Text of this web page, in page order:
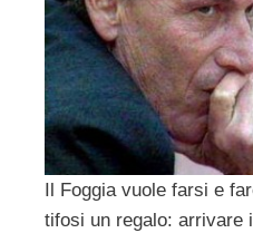
Il Foggia vuole farsi e
tifosi un regalo: arrivare